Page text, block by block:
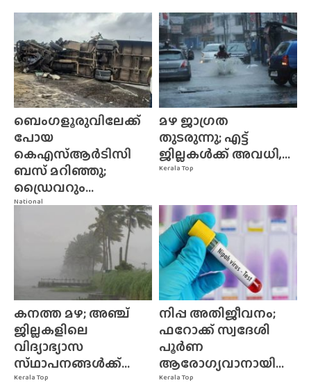
National
ബെംഗളൂരുവിലേക്ക്
പോയ
കെഎസ്ആർടിസി
ബസ് മറിഞ്ഞു;
ഡ്രൈവറും...
Kerala Top
മഴ ജാഗ്രത
തുടരുന്നു; എട്ട്
ജില്ലകൾക്ക് അവധി,...
Kerala Top
കനത്ത മഴ; അഞ്ച്
ജില്ലകളിലെ
വിദ്യാഭ്യാസ
സ്‌ഥാപനങ്ങൾക്ക്‌...
Kerala Top
നിപ്പ അതിജീവനം;
ഫറോക്ക് സ്വദേശി
പൂർണ
ആരോഗ്യവാനായി...